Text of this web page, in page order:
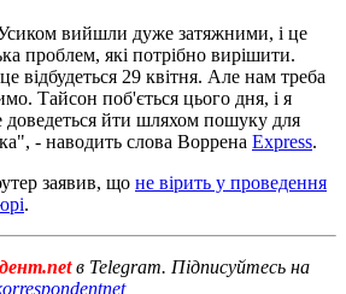
вийшли дуже затяжними, і це
проблем, які потрібно вирішити.
відбудеться 29 квітня. Але нам треба
Тайсон поб'ється цього дня, і я
йти шляхом пошуку для
- наводить слова Воррена Express.
заявив, що не вірить у проведення
.
в Telegram. Підписуйтесь на